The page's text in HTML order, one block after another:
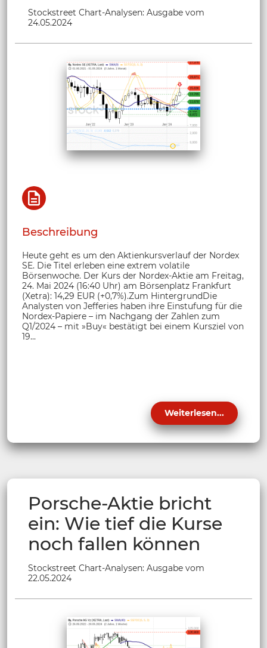
Stockstreet Chart-Analysen: Ausgabe vom
24.05.2024
Beschreibung
Heute geht es um den Aktienkursverlauf der Nordex
SE. Die Titel erleben eine extrem volatile
Börsenwoche. Der Kurs der Nordex-Aktie am Freitag,
24. Mai 2024 (16:40 Uhr) am Börsenplatz Frankfurt
(Xetra): 14,29 EUR (+0,7%).Zum HintergrundDie
Analysten von Jefferies haben ihre Einstufung für die
Nordex-Papiere – im Nachgang der Zahlen zum
Q1/2024 – mit »Buy« bestätigt bei einem Kursziel von
19...
Weiterlesen...
Porsche-Aktie bricht
ein: Wie tief die Kurse
noch fallen können
Stockstreet Chart-Analysen: Ausgabe vom
22.05.2024